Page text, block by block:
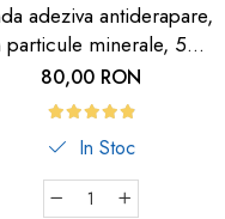
adeziva antiderapare,
minerale, 5m,
neagra cu dunga
fosforescenta
80,00 RON
In Stoc